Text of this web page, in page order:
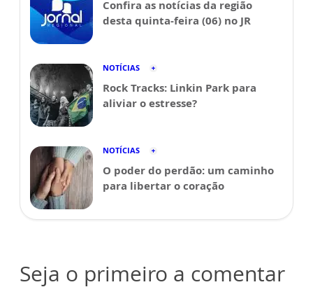
Confira as notícias da região
desta quinta-feira (06) no JR
NOTÍCIAS
Rock Tracks: Linkin Park para
aliviar o estresse?
NOTÍCIAS
O poder do perdão: um caminho
para libertar o coração
Seja o primeiro a comentar